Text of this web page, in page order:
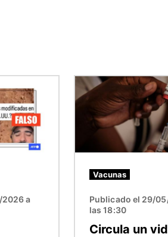
2026 a
Imagen
Vacunas
Publicado el 29/
las 18:30
Circula un